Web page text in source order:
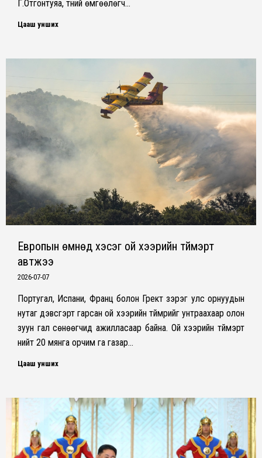
Г.Отгонтуяа, түүний өмгөөлөгч…
Цааш унших
Европын өмнөд хэсэг ой хээрийн түймэрт
автжээ
2026-07-07
Португал, Испани, Франц болон Грект зэрэг улс орнуудын
нутаг дэвсгэрт гарсан ой хээрийн түймрийг унтраахаар олон
зуун гал сөнөөгчид ажилласаар байна. Ой хээрийн түймэрт
нийт 20 мянга орчим га газар…
Цааш унших